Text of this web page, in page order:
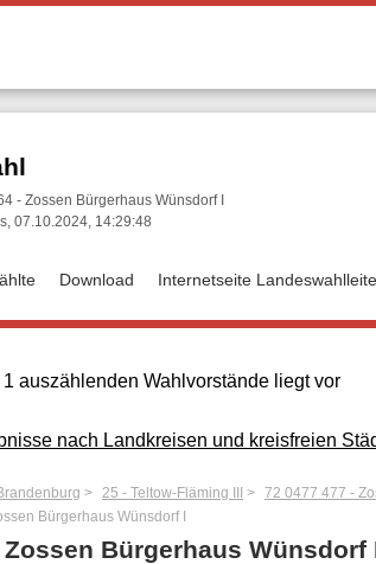
- Zossen Bürgerhaus Wünsdorf I
07.10.2024, 14:29:48
Download Internetseite
auszählenden Wahlvorstände liegt vor
nach Landkreisen und kreisfreien
25 - Teltow-Fläming III
72 0477 477 -
Bürgerhaus Wünsdorf I
Zossen Bürgerhaus Wünsdorf